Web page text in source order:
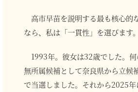
高市早苗を説明する最も核心的
なら、私は「一貫性」を選びます。
1993年。彼女は32歳でした。
無所属候補として奈良県から立候
で当選しました。それから2025